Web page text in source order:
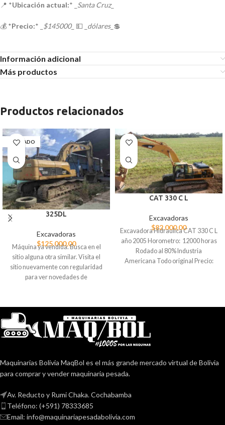
📍 *Ubicación actual:* _ Santa Cruz_
💰 *Precio:* _ $145000_ 💵 _ dólares_💲
Información adicional
Más productos
Productos relacionados
AGOTADO
325DL
Excavadoras
$125.000,00
Máquina ya vendida. Busca en el
sitio alguna otra similar. Visita el
sitio nuevamente con regularidad
para ver novedades de
ayudarte a localizar alguna
máquina similar a la que buscas.
CAT 330 C L
Excavadoras
$82.000,00
Excavadora Hidraulica CAT 330 C L
año 2005 Horometro: 12000 horas
Rodado al 80% Industria
Americana Todo original Precio:
Maquinarias Bolivia MaqBol es el más grande mercado virtual de Bolivia
para comprar y vender maquinaria pesada.
Av. Reducto y Rumi Chaka. Cochabamba
Teléfono: (+591) 78333685
Email: info@maquinariapesadabolivia.com